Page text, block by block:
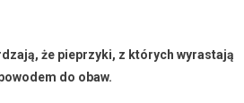
że pieprzyki, z których wyrastają
do obaw.